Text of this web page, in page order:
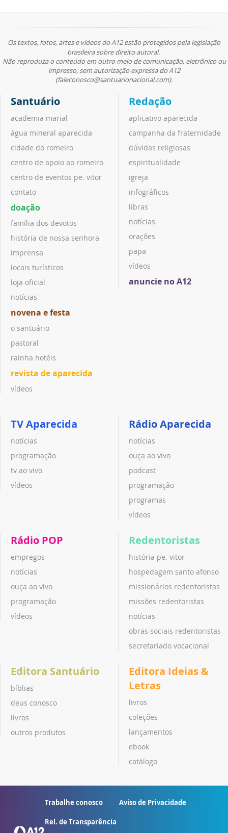
Os textos, fotos, artes e vídeos do A12 estão protegidos pela legislação
brasileira sobre direito autoral.
Não reproduza o conteúdo em outro meio de comunicação, eletrônico ou
impresso, sem autorização expressa do A12
(faleconosco@santuarionacional.com).
Santuário
academia marial
água mineral aparecida
cidade do romeiro
centro de apoio ao romeiro
centro de eventos pe. vitor
contato
doação
família dos devotos
história de nossa senhora
imprensa
locais turísticos
loja oficial
notícias
novena e festa
o santuário
pastoral
rainha hotéis
revista de aparecida
vídeos
Redação
aplicativo aparecida
campanha da fraternidade
dúvidas religiosas
espiritualidade
igreja
infográficos
libras
notícias
orações
papa
vídeos
anuncie no A12
TV Aparecida
notícias
programação
tv ao vivo
vídeos
Rádio Aparecida
notícias
ouça ao vivo
podcast
programação
programas
vídeos
Rádio POP
empregos
notícias
ouça ao vivo
programação
vídeos
Redentoristas
história pe. vitor
hospedagem santo afonso
missionários redentoristas
missões redentoristas
notícias
obras sociais redentoristas
secretariado vocacional
Editora Santuário
bíblias
deus conosco
livros
outros produtos
Editora Ideias &
Letras
livros
coleções
lançamentos
ebook
catálogo
Trabalhe conosco Aviso de Privacidade
Rel. de Transparência